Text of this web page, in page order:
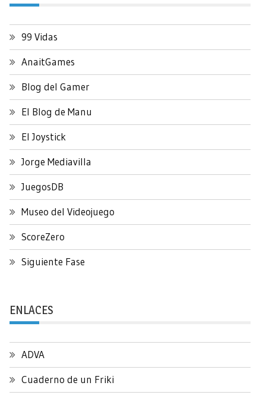
99 Vidas
AnaitGames
Blog del Gamer
El Blog de Manu
El Joystick
Jorge Mediavilla
JuegosDB
Museo del Videojuego
ScoreZero
Siguiente Fase
ENLACES
ADVA
Cuaderno de un Friki